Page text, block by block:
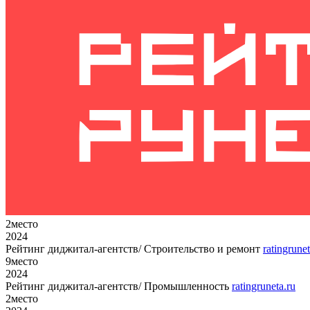
2место
2024
Рейтинг диджитал-агентств/ Строительство и ремонт
9место
2024
Рейтинг диджитал-агентств/ Промышленность ratingruneta.ru
2место